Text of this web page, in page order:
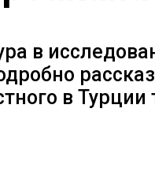
в
в Турции